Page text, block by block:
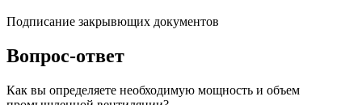
Подписание закрывющих документов
Вопрос-ответ
Как вы определяете необходимую мощность и объем